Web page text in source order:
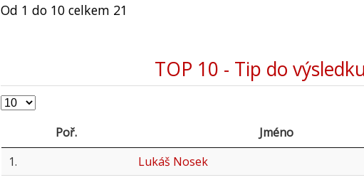
Od 1 do 10 celkem 21
TOP 10 - Tip do
Poř.
Jméno
1.
Lukáš Nosek